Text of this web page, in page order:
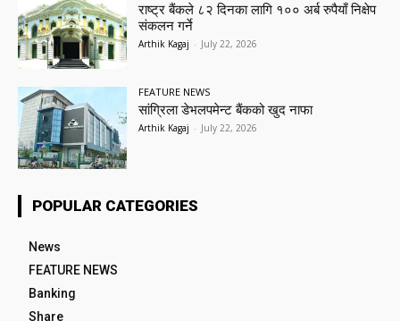
राष्ट्र बैंकले ८२ दिनका लागि १०० अर्ब रुपैयाँ निक्षेप
संकलन गर्ने
Arthik Kagaj - July 22, 2026
FEATURE NEWS
सांग्रिला डेभलपमेन्ट बैंकको खुद नाफा
Arthik Kagaj - July 22, 2026
POPULAR CATEGORIES
News
FEATURE NEWS
Banking
Share